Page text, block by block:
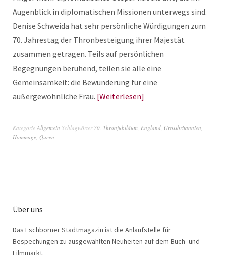
Augenblick in diplomatischen Missionen unterwegs sind.
Denise Schweida hat sehr persönliche Würdigungen zum
70. Jahrestag der Thronbesteigung ihrer Majestät
zusammen getragen. Teils auf persönlichen
Begegnungen beruhend, teilen sie alle eine
Gemeinsamkeit: die Bewunderung für eine
außergewöhnliche Frau. Weiterlesen
Kategorie Allgemein Schlagwörter 70. Thronjubiläum, England, Grossbritannien,
Hommage, Queen
Über uns
Das Eschborner Stadtmagazin ist die Anlaufstelle für
Bespechungen zu ausgewählten Neuheiten auf dem Buch- und
Filmmarkt.